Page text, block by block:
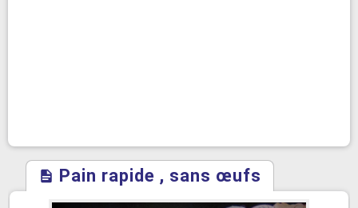
Pain rapide , sans œufs